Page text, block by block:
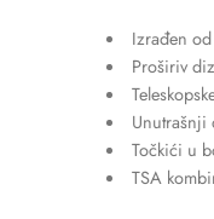
Izrađen
Proširiv
Unutrašnji
Točkići u
TSA